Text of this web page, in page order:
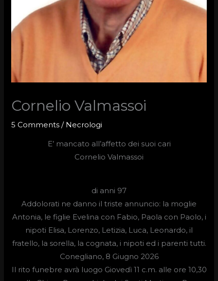
Cornelio Valmassoi
5 Comments / Necrologi
E’ mancato all’affetto dei suoi cari
Cornelio Valmassoi
di anni 97
Addolorati ne danno il triste annuncio: la moglie
Antonia, le figlie Evelina con Fabio, Paola con Paolo, i
nipoti Elisa, Lorenzo, Letizia, Luca, Leonardo, il
fratello, la sorella, la cognata, i nipoti ed i parenti tutti.
Conegliano, 8 Giugno 2026
Il rito funebre avrà luogo Giovedì 11 c.m. alle ore 10,30